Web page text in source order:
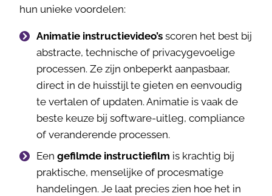
hun unieke voordelen:
Animatie instructievideo’s scoren het best bij
abstracte, technische of privacygevoelige
processen. Ze zijn onbeperkt aanpasbaar,
direct in de huisstijl te gieten en eenvoudig
te vertalen of updaten. Animatie is vaak de
beste keuze bij software-uitleg, compliance
of veranderende processen.
Een gefilmde instructiefilm is krachtig bij
praktische, menselijke of procesmatige
handelingen. Je laat precies zien hoe het in